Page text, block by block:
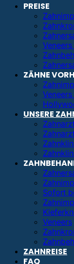
PREISE
ZÄHNE
UNSERE
Sofort
Veneers
ZAHNREISE
FAQ